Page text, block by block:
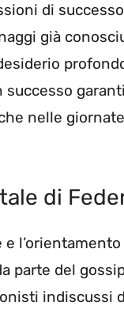
di
già
nelle
di
parte del
indiscussi